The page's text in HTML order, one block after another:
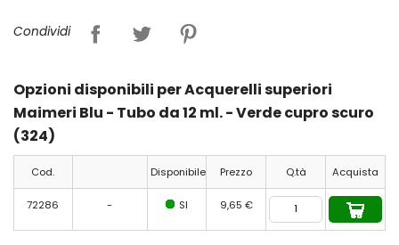
Condividi
Opzioni disponibili per Acquerelli superiori
Maimeri Blu - Tubo da 12 ml. - Verde cupro scuro
(324)
Cod. Disponibile Prezzo Q.tà Acquista
72286 - SI 9,65 €